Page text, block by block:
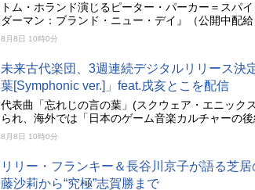
トム・ホランド演じるピーター・パーカー＝スパ
ダーマン：ブランド・ニュー・デイ』（公開中配
8月8日 10時0分
未来古代楽団、3週連続デジタルリリース決
葉[Symphonic ver.]」feat.戌亥とこを配信
代表曲「忘れじの言の葉」(スクウェア・エニック
られ、海外では「日本のゲーム音楽カルチャーの
8月8日 10時0分
リリー・フランキー＆長谷川京子が語る芝
藤沙莉から“究極”志賀勝まで